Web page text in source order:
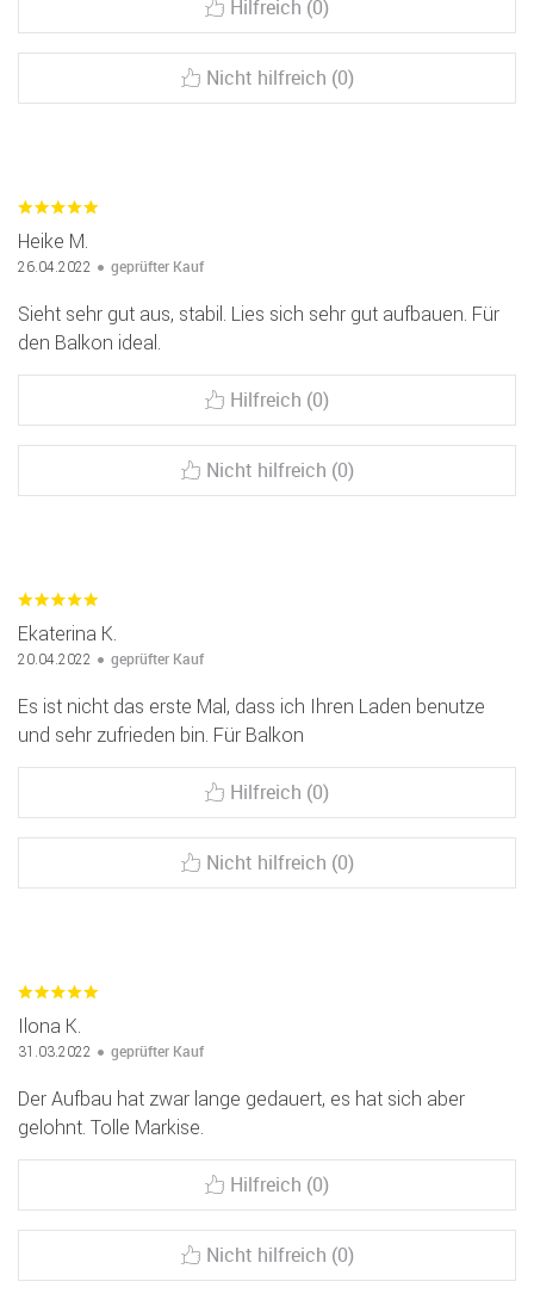
Hilfreich (0)
Nicht hilfreich (0)
Heike M.
26.04.2022 geprüfter Kauf
Sieht sehr gut aus, stabil. Lies sich sehr gut aufbauen. Für
den Balkon ideal.
Hilfreich (0)
Nicht hilfreich (0)
Ekaterina K.
20.04.2022 geprüfter Kauf
Es ist nicht das erste Mal, dass ich Ihren Laden benutze
und sehr zufrieden bin. Für Balkon
Hilfreich (0)
Nicht hilfreich (0)
Ilona K.
31.03.2022 geprüfter Kauf
Der Aufbau hat zwar lange gedauert, es hat sich aber
gelohnt. Tolle Markise.
Hilfreich (0)
Nicht hilfreich (0)